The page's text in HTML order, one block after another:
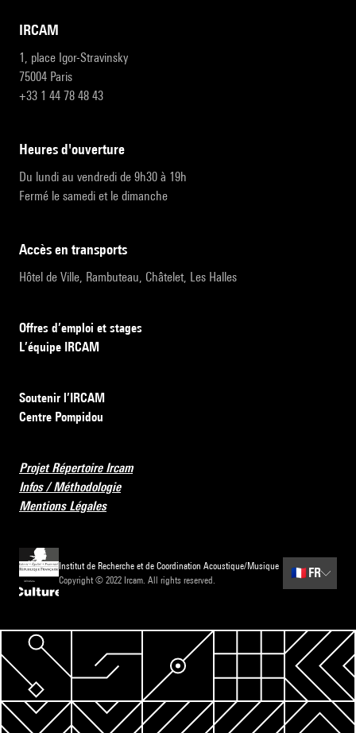
IRCAM
1, place Igor-Stravinsky
75004 Paris
+33 1 44 78 48 43
heures d'ouverture
Du lundi au vendredi de 9h30 à 19h
Fermé le samedi et le dimanche
accès en transports
Hôtel de Ville, Rambuteau, Châtelet, Les Halles
Offres d’emploi et stages
L’équipe IRCAM
Soutenir l’IRCAM
Centre Pompidou
Projet Répertoire Ircam
Infos / Méthodologie
Mentions Légales
Institut de Recherche et de Coordination Acoustique/Musique
Copyright © 2022 Ircam. All rights reserved.
🇫🇷 FR